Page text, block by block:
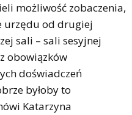
możliwość zobaczenia,
urzędu od drugiej
sali – sali sesyjnej
obowiązków
doświadczeń
byłoby to
Katarzyna